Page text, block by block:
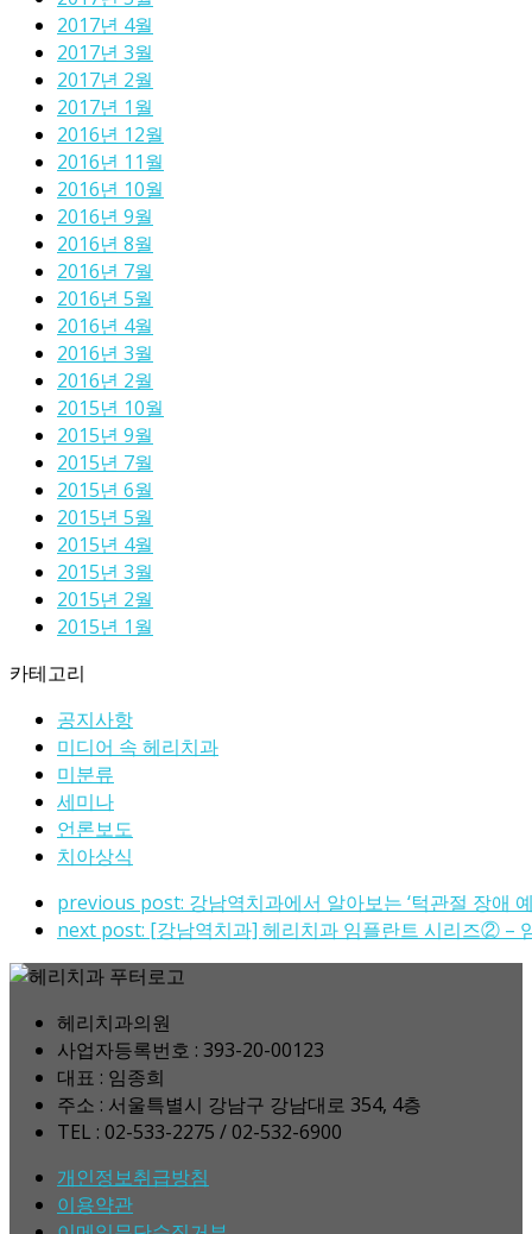
2017년 4월
2017년 3월
2017년 2월
2017년 1월
2016년 12월
2016년 11월
2016년 10월
2016년 9월
2016년 8월
2016년 7월
2016년 5월
2016년 4월
2016년 3월
2016년 2월
2015년 10월
2015년 9월
2015년 7월
2015년 6월
2015년 5월
2015년 4월
2015년 3월
2015년 2월
2015년 1월
카테고리
공지사항
미디어 속 헤리치과
미분류
세미나
언론보도
치아상식
previous post: 강남역치과에서 알아보는 ‘턱관절 장애
next post: [강남역치과] 헤리치과 임플란트 시리즈② –
헤리치과의원
사업자등록번호 : 393-20-00123
대표 : 임종희
주소 : 서울특별시 강남구 강남대로 354, 4층
TEL : 02-533-2275 / 02-532-6900
개인정보취급방침
이용약관